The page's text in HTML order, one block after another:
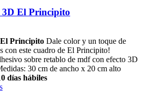
El Principito
Principito Dale color y un toque de
con este cuadro de El Principito!
sobre retablo de mdf con efecto 3D
30 cm de ancho x 20 cm alto
días hábiles